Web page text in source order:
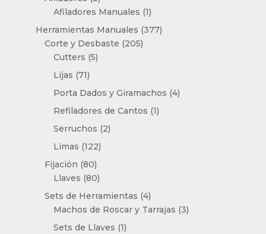
productos
Afiladores Manuales 11
producto
Herramientas Manuales 377377
Corte y Desbaste 205205
Cutters 55
Lijas 7171
productos
Porta Dados y Giramachos 44
Refiladores de Cantos 11
Serruchos 22
Limas 122122
Fijación 8080
productos
Llaves 8080
productos
Sets de Herramientas 44
productos
Machos de Roscar y Tarrajas 33
Sets de Llaves 11